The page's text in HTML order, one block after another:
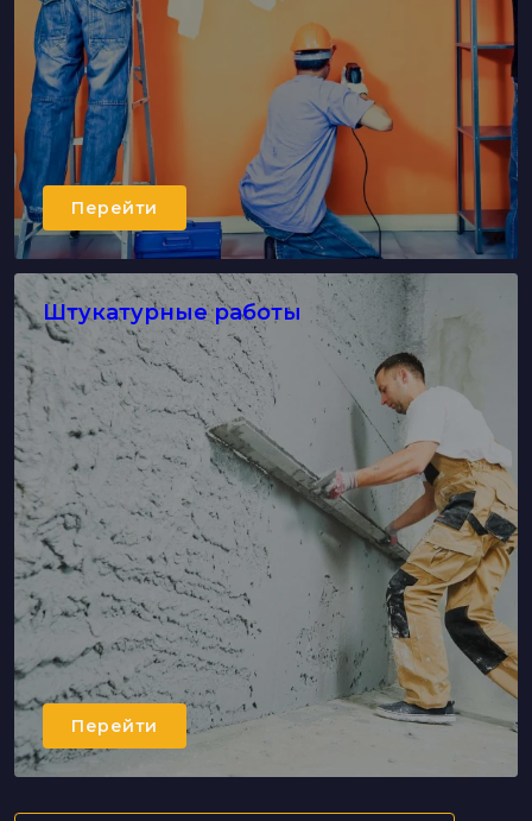
Перейти
Штукатурные работы
Перейти